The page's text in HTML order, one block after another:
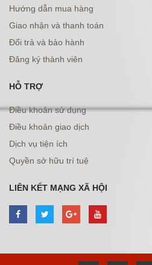
Hướng dẫn mua hàng
Giao nhận và thanh toán
Đổi trả và bảo hành
Đăng ký thành viên
HỖ TRỢ
Điều khoản sử dụng
Điều khoản giao dịch
Dịch vụ tiện ích
Quyền sở hữu trí tuệ
LIÊN KẾT MẠNG XÃ HỘI